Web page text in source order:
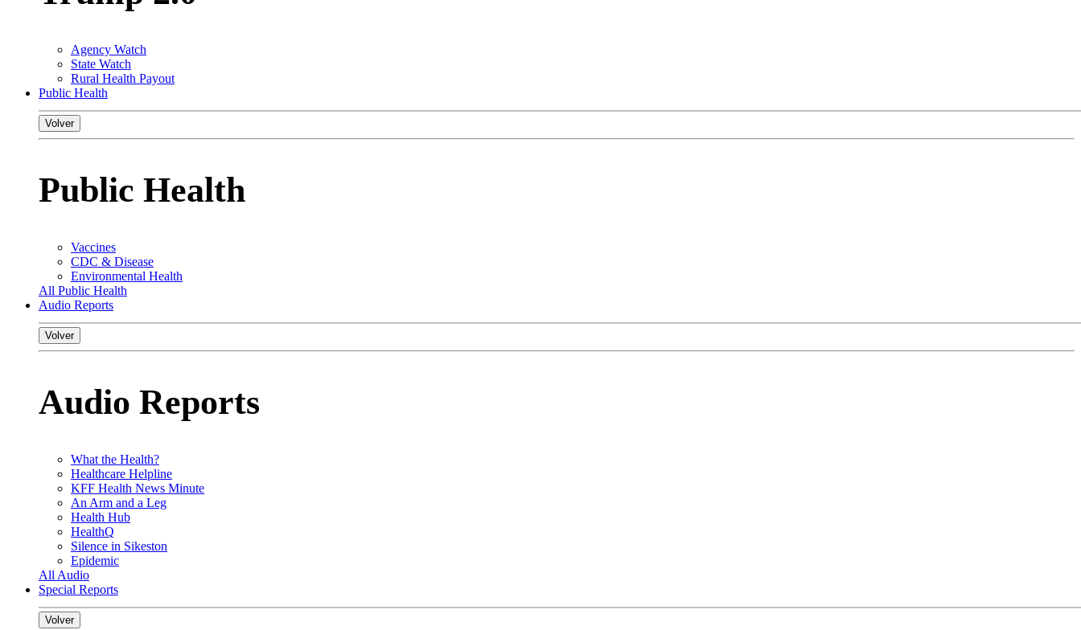
Agency Watch
State Watch
Rural Health Payout
Public Health
Volver
Public Health
Vaccines
CDC & Disease
Environmental Health
All Public Health
Audio Reports
Volver
Audio Reports
What the Health?
Healthcare Helpline
KFF Health News Minute
An Arm and a Leg
Health Hub
HealthQ
Silence in Sikeston
Epidemic
All Audio
Special Reports
Volver